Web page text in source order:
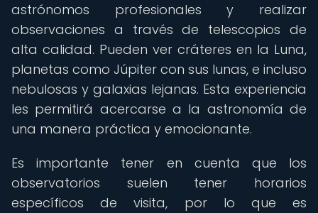
astrónomos profesionales y realizar
observaciones a través de telescopios de
alta calidad. Pueden ver cráteres en la Luna,
planetas como Júpiter con sus lunas, e incluso
nebulosas y galaxias lejanas. Esta experiencia
les permitirá acercarse a la astronomía de
una manera práctica y emocionante.
Es importante tener en cuenta que los
observatorios suelen tener horarios
específicos de visita, por lo que es